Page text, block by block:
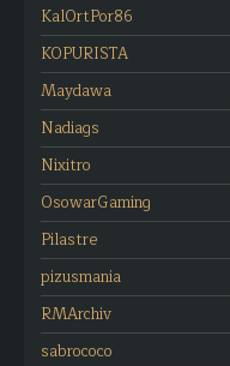
KalOrtPor86
KOPURISTA
Maydawa
Nadiags
Nixitro
OsowarGaming
Pilastre
pizusmania
RMArchiv
sabrococo